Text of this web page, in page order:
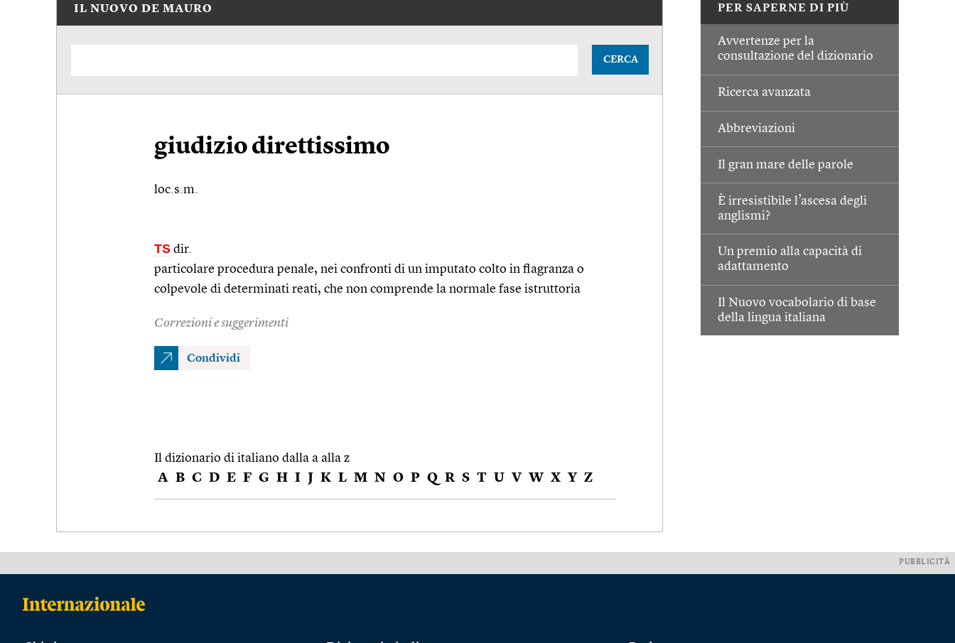
PER SAPERNE DI PIÙ
Avvertenze per la
consultazione del dizionario
Ricerca avanzata
Abbreviazioni
Il gran mare delle parole
È irresistibile l’ascesa degli
anglismi?
Un premio alla capacità di
adattamento
Il Nuovo vocabolario di base
della lingua italiana
IL NUOVO DE MAURO
CERCA
giudizio direttissimo
loc.s.m.
TS dir.
particolare procedura penale, nei confronti di un imputato colto in flagranza o
colpevole di determinati reati, che non comprende la normale fase istruttoria
Correzioni e suggerimenti
Condividi
Il dizionario di italiano dalla a alla z
A B C D E F G H I J K L M N O P Q R S T U V W X Y Z
PUBBLICITÀ